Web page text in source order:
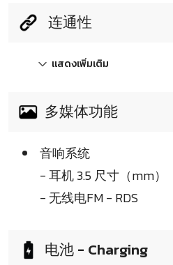
连通性
แสดงเพิ่มเติม
多媒体功能
音响系统
- 耳机 3.5 尺寸（mm）
- 无线电FM - RDS
电池 - Charging